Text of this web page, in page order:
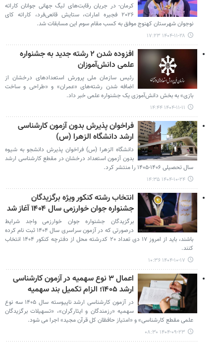
کرمان- در جریان رقابت‌های لیگ جهانی جوانان کاراته
۲۰۲۶ فجیره امارات، ستایش قانعی‌فرد، کاراته‌ کای
نوجوان شهرستان کهنوج موفق به کسب مقام سوم این مسابقات شد.
۱۴۰۴-۱۱-۲۸ ۱۷:۲۳
افزوده شدن ۲ رشته جدید به جشنواره
علمی دانش‌آموزان
رئیس سازمان ملی پرورش استعدادهای درخشان از
اضافه شدن رشته‌های «عمران» و «طراحی و ساخت
بازی» به بخش دانش‌آموزی یک جشنواره علمی خبر داد.
۱۴۰۴-۱۱-۱۱ ۱۴:۴۴
فراخوان پذیرش بدون آزمون کارشناسی
ارشد دانشگاه الزهرا (س)
دانشگاه الزهرا (س) فراخوان پذیرش دانشجو به شیوه
بدون آزمون استعداد درخشان در مقطع کارشناسی ارشد
سال تحصیلی ۱۴۰۶-۱۴۰۵ را منتشر کرد.
۱۴۰۴-۱۰-۲۴ ۱۴:۳۵
انتخاب رشته کنکور ویژه برگزیدگان
جشنواره جوان خوارزمی سال ۱۴۰۴ آغاز شد
برگزیدگان جشنواره جوان خوارزمی واجد شرایط
درصورتی‌ که در آزمون سراسری سال ۱۴۰۴ ثبت نام کرده
باشند، باید از امروز ۱۷ دی تعداد ۲۰ کدرشته ‌محل از دفترچه کنکور ۱۴۰۴ انتخاب
کنند.
۱۴۰۴-۱۰-۱۷ ۱۰:۳۶
اعمال ۳ نوع سهمیه در آزمون کارشناسی
ارشد ۱۴۰۵؛ الزام تکمیل بند سهمیه
در آزمون کارشناسی ارشد ناپیوسته سال ۱۴۰۵ سه نوع
سهمیه «رزمندگان و ایثارگران»، «تسهیلات برگزیدگان
علمی مقطع کارشناسی» و «امتیاز حافظان کل قرآن مجید» اجرا می شود.
۱۴۰۴-۰۹-۲۳ ۰۸:۳۰